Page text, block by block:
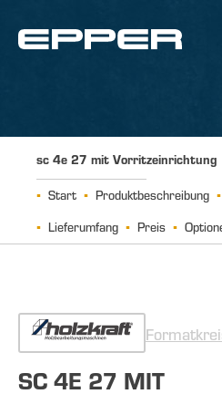
sc 4e 27 mit Vorritzeinrichtung
Start Produktbeschreibung
Lieferumfang
Preis
SC 4E 27 MIT